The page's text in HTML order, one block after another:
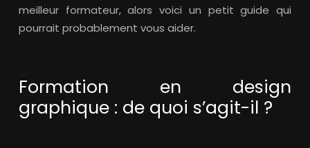
meilleur formateur, alors voici un petit guide qui
pourrait probablement vous aider.
Formation en design
graphique : de quoi s’agit-il ?